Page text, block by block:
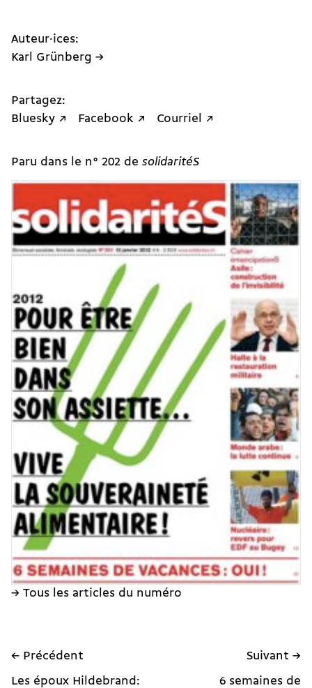
Auteur·ices:
Karl Grünberg →
Partagez:
Bluesky ↗
Facebook ↗ Courriel ↗
Paru dans le n° 202 de solidaritéS
→ Tous les articles du numéro
← Précédent
Les époux Hildebrand:
Suivant →
6 semaines de